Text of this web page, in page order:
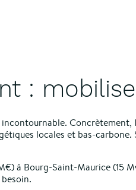
:
locales et bas-
à Bourg-Saint-Maurice